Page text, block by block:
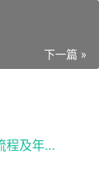
下一篇 »
2026应届生北京落户政策办理的条件流程及年龄限制